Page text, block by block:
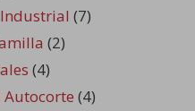
(7)
(2)
(4)
Autocorte (4)